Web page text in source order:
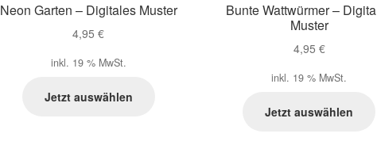
Neon Garten – Digitales Muster
4,95€
inkl. 19 % MwSt.
Jetzt auswählen
Bunte Wattwürmer –
Muster
4,95 €
inkl. 19 % MwSt.
Jetzt auswählen